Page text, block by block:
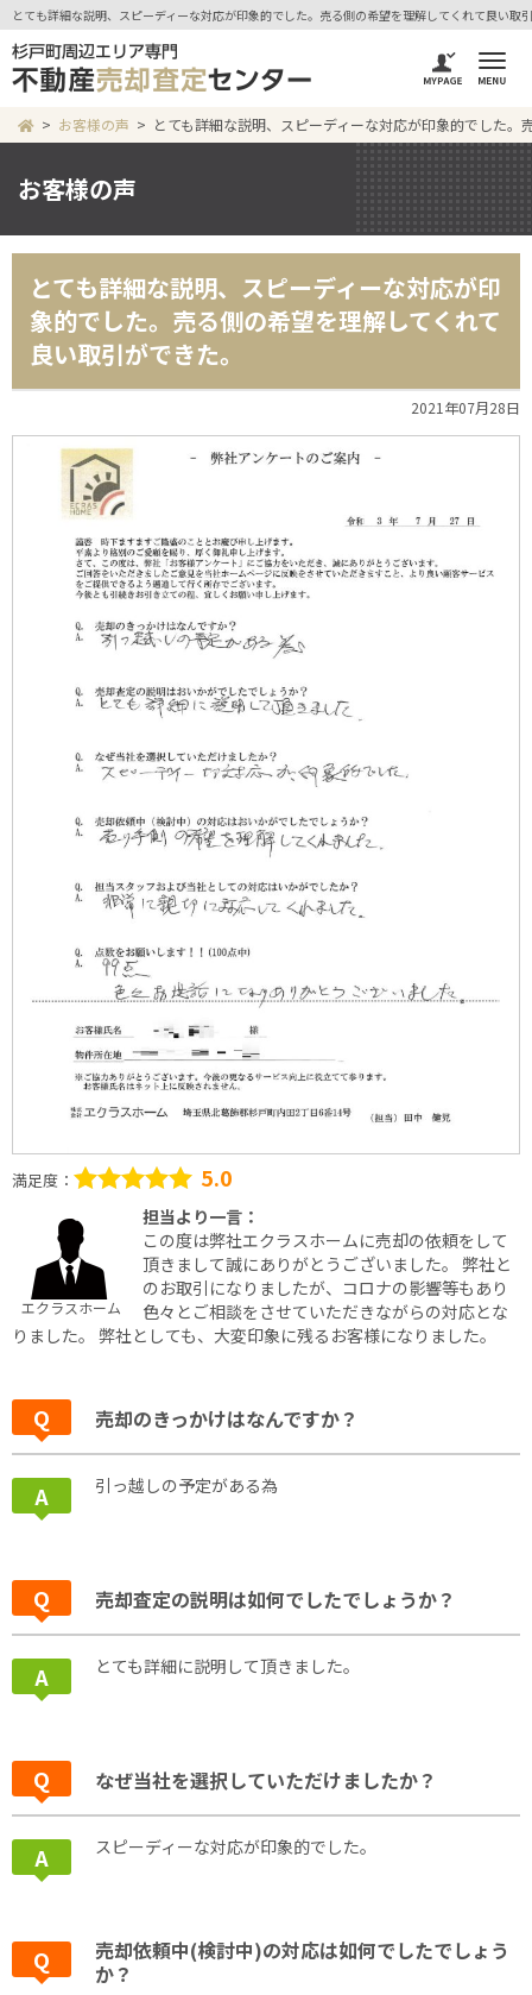
とても詳細な説明、スピーディーな対応が印象的でした。売る側の希望を理解してくれて良い
お客様の声 とても詳細な説明、スピーディーな対応が印象的でした
お客様の声
とても詳細な説明、スピーディーな対応が印
象的でした。売る側の希望を理解してくれて
良い取引ができた。
2021年07月28日
満足度： 5.0
エクラスホーム
担当より一言：
この度は弊社エクラスホームに売却の依頼をして
頂きまして誠にありがとうございました。 弊社と
のお取引になりましたが、コロナの影響等もあり
色々とご相談をさせていただきながらの対応とな
りました。 弊社としても、大変印象に残るお客様になりました。
売却のきっかけはなんですか？
引っ越しの予定がある為
売却査定の説明は如何でしたでしょうか？
とても詳細に説明して頂きました。
なぜ当社を選択していただけましたか？
スピーディーな対応が印象的でした。
売却依頼中(検討中)の対応は如何でしたでしょう
か？